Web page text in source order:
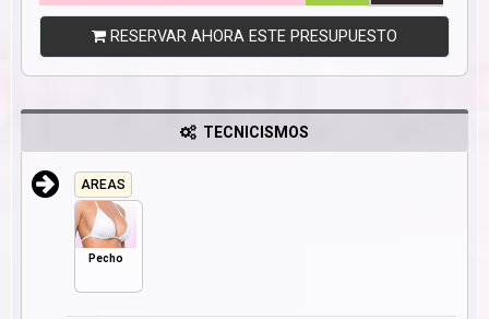
RESERVAR AHORA ESTE PRESUPUESTO
TECNICISMOS
AREAS
Pecho